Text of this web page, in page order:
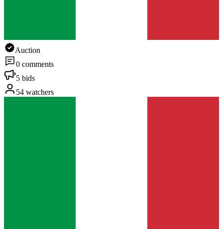
Auction
0 comments
5 bids
54 watchers